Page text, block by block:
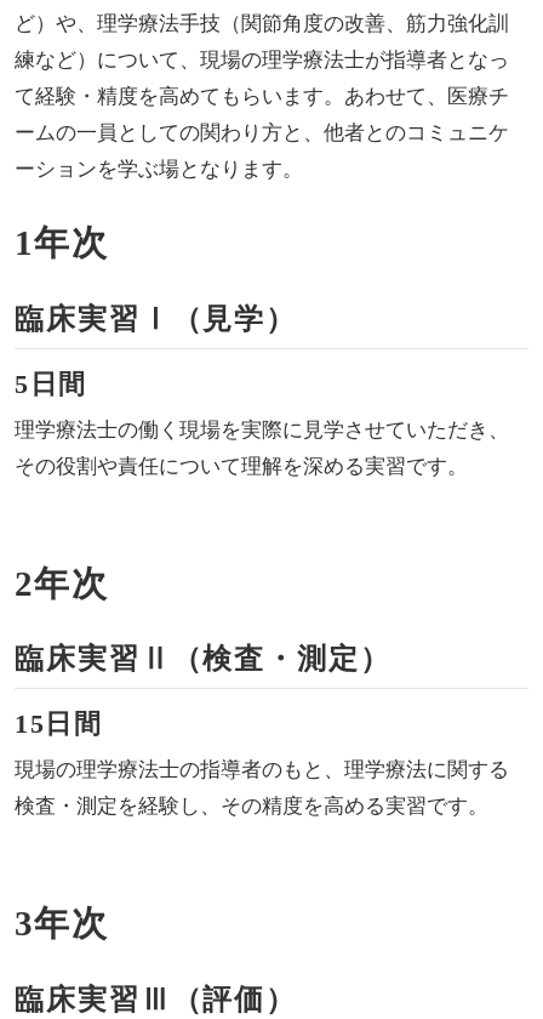
ど）や、理学療法手技（関節角度の改善、筋力強化訓
練など）について、現場の理学療法士が指導者となっ
て経験・精度を高めてもらいます。あわせて、医療チ
ームの一員としての関わり方と、他者とのコミュニケ
ーションを学ぶ場となります。
1年次
臨床実習Ⅰ（見学）
5日間
理学療法士の働く現場を実際に見学させていただき、
その役割や責任について理解を深める実習です。
2年次
臨床実習Ⅱ（検査・測定）
15日間
現場の理学療法士の指導者のもと、理学療法に関する
検査・測定を経験し、その精度を高める実習です。
3年次
臨床実習Ⅲ（評価）